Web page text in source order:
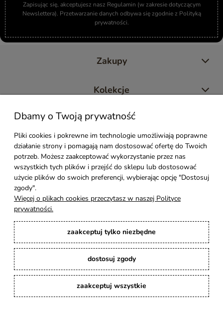
Zapisując się, akceptujesz nasz Regulamin (w zakresie dotyczącym
Newslettera). Przetwarzanie danych odbywa się zgodnie z Polityką
prywatności.
Zakupy
Kolekcje
Moje konto
Pomoc
Styl Mebli
Rodzaje drewna
Kontakt
Karina Meble
: Ręcznie robione meble indyjskie, loftowe, industrialne i boho z
litego drewna. | Copyright © 2008–2026
Dbamy o Twoją prywatność
Pliki cookies i pokrewne im technologie umożliwiają poprawne
działanie strony i pomagają nam dostosować ofertę do Twoich
potrzeb. Możesz zaakceptować wykorzystanie przez nas
wszystkich tych plików i przejść do sklepu lub dostosować
użycie plików do swoich preferencji, wybierając opcję "Dostosuj
zgody".
Więcej o plikach cookies przeczytasz w naszej Polityce
prywatności.
zaakceptuj tylko niezbędne
dostosuj zgody
zaakceptuj wszystkie